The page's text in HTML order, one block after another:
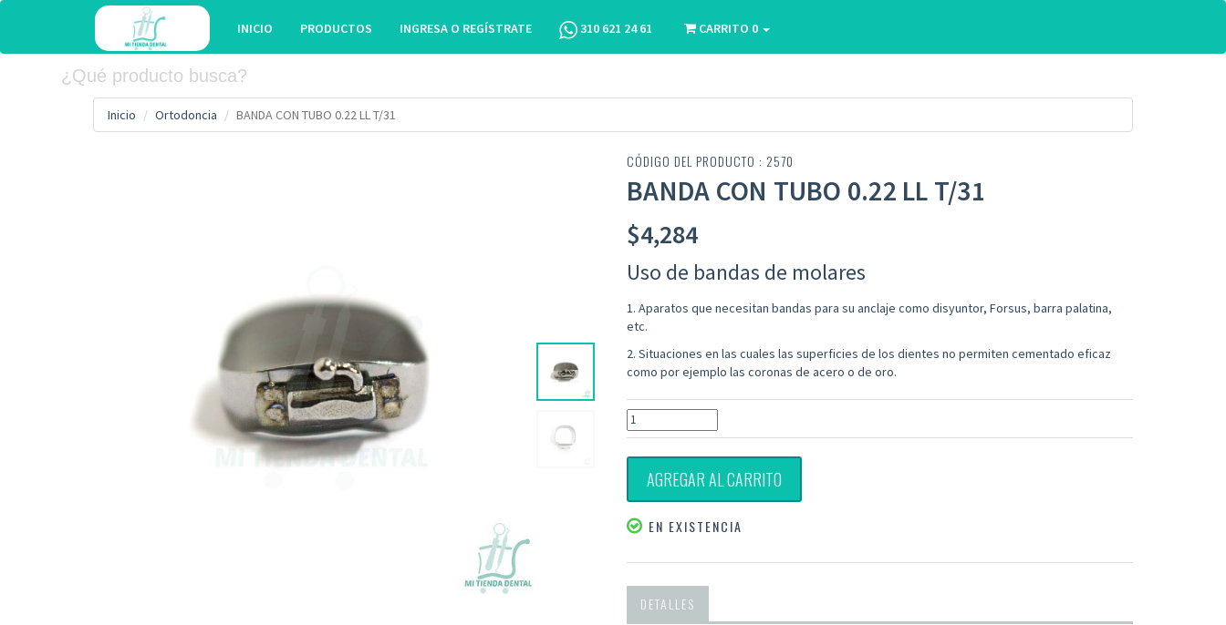
INICIO PRODUCTOS INGRESA O REGÍSTRATE 310 621 24 61 CARRITO 0
Inicio Ortodoncia BANDA CON TUBO 0.22 LL T/31
CÓDIGO DEL PRODUCTO : 2570
BANDA CON TUBO 0.22 LL T/31
$4,284
Uso de bandas de molares
1. Aparatos que necesitan bandas para su anclaje como disyuntor, Forsus, barra palatina,
etc.
2. Situaciones en las cuales las superficies de los dientes no permiten cementado eficaz
como por ejemplo las coronas de acero o de oro.
AGREGAR AL CARRITO
EN EXISTENCIA
DETALLES